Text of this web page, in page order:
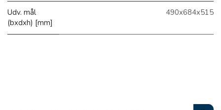
Udv. mål
(bxdxh) [mm]
490x684x515